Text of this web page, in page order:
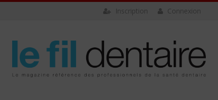
Connexion
Inscription